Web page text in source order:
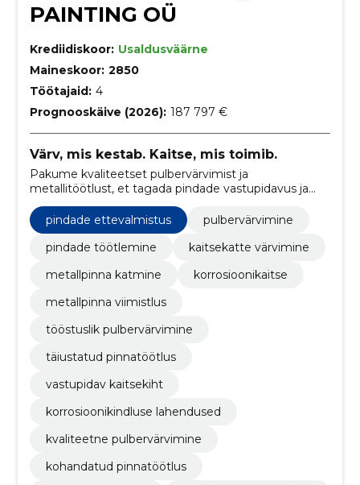
PAINTING OÜ
Krediidiskoor: Usaldusväärne
Maineskoor: 2850
Töötajaid: 4
Prognooskäive (2026): 187 797 €
Värv, mis kestab. Kaitse, mis toimib.
Pakume kvaliteetset pulbervärvimist ja
metallitöötlust, et tagada pindade vastupidavus ja
kaitse korrosiooni eest.
pindade ettevalmistus
pulbervärvimine
pindade töötlemine
kaitsekatte värvimine
metallpinna katmine
korrosioonikaitse
metallpinna viimistlus
tööstuslik pulbervärvimine
täiustatud pinnatöötlus
vastupidav kaitsekiht
korrosioonikindluse lahendused
kvaliteetne pulbervärvimine
kohandatud pinnatöötlus